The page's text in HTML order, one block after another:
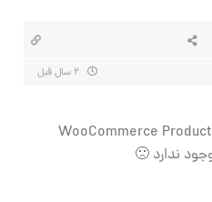
متاسفانه امکان آپدیت افزونه WooCommerce Product